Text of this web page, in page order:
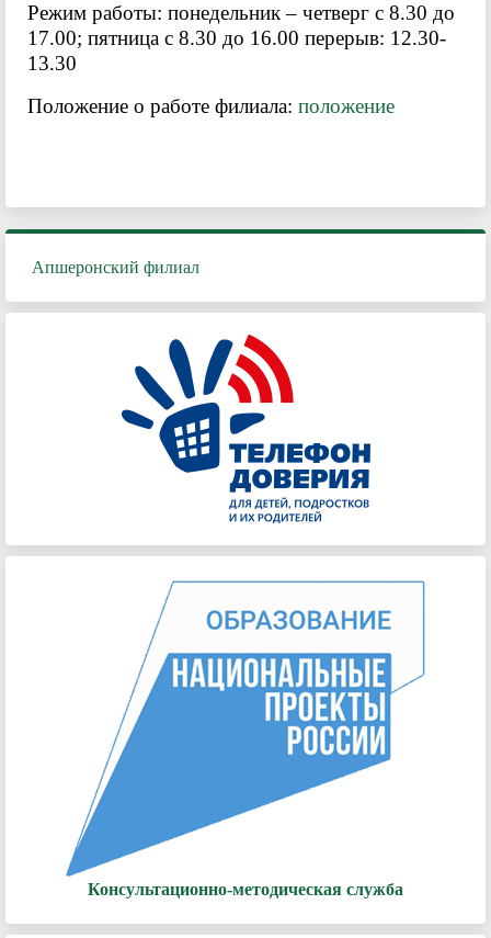
Режим работы: понедельник – четверг с 8.30 до
17.00; пятница с 8.30 до 16.00 перерыв: 12.30-
13.30
Положение о работе филиала: положение
Апшеронский филиал
Консультационно-методическая служба